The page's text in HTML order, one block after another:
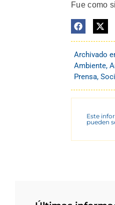
Fue como
Archivado
Ambiente,
Prensa,
Este
pueden